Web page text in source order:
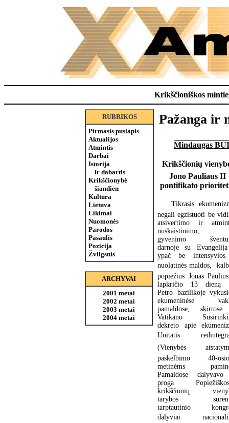
Krikščioniškos
RUBRIKOS
Pirmasis puslapis
Aktualijos
Atmintis
Darbai
Istorija
ir dabartis
Krikščionybė
šiandien
Kultūra
Lietuva
Likimai
Nuomonės
Parodos
Pasaulis
Pozicija
Žvilgsnis
ARCHYVAI
2001 metai
2002 metai
2003 metai
2004 metai
Pažanga ir
Mindaugas
Krikščionių vienybė
Jono Pauliaus II
pontifikato
Tikrasis
negali egzistuoti be
atsivertimo ir
nuskaistinimo,
gyvenimo
darnoje su
ypač be
nuolatinės maldos, 
popiežius Jonas
lapkričio 13 dieną
Petro bazilikoje
ekumeninėse
pamaldose,
Vatikano
dekreto apie
Unitatis
(Vienybės
paskelbimo 40-
metinėms
Pamaldose
proga
krikščionių
tarybos
tarptautinio
dalyviai 